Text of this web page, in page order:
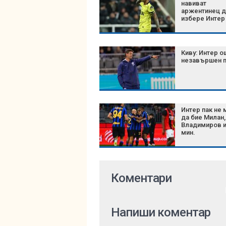
навиват
аржентинец
избере Интер
Киву: Интер
незавършен
Интер пак не
да бие Милан,
Владимиров
мин.
Коментари
Напиши коментар